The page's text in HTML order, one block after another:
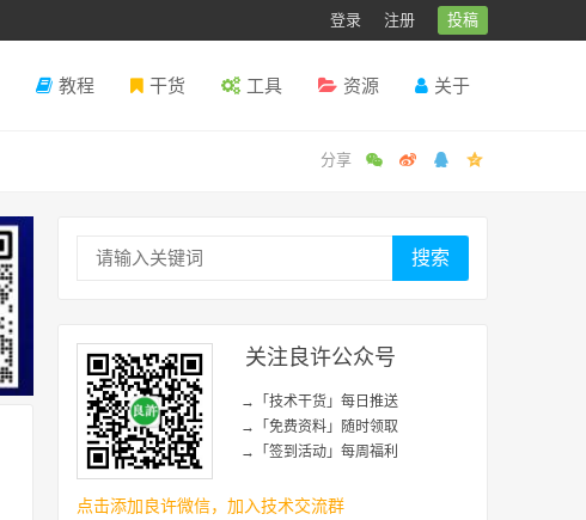
登录 注册 投稿
教程 干货 工具 资源 关于
搜索
关注良许公众号
→「技术干货」每日推送
→「免费资料」随时领取
→「签到活动」每周福利
点击添加良许微信，加入技术交流群